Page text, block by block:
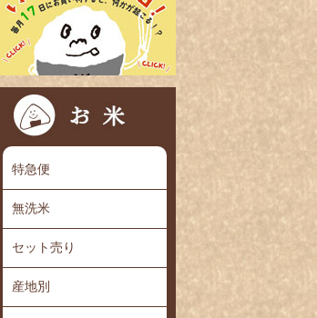
特急便
無洗米
セット売り
産地別